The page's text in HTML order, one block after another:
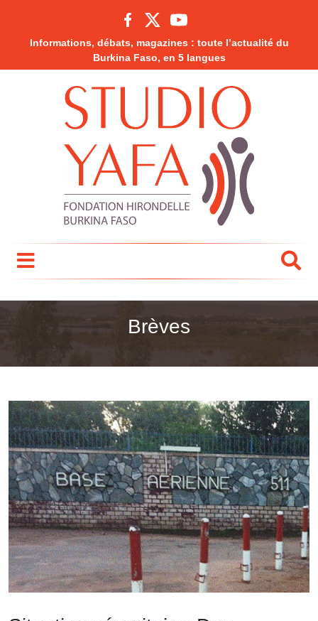
Informations, débats, magazines : toute l’actualité du
Burkina Faso, en 5 langues
Brèves